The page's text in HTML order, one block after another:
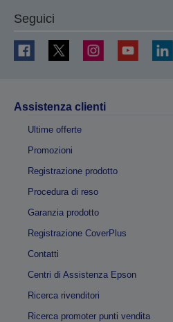
Seguici
Assistenza clienti
Ultime offerte
Promozioni
Registrazione prodotto
Procedura di reso
Garanzia prodotto
Registrazione CoverPlus
Contatti
Centri di Assistenza Epson
Ricerca rivenditori
Ricerca promoter punti vendita